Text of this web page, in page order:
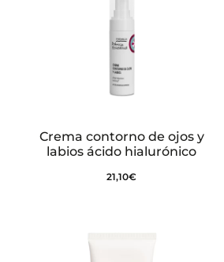
Crema contorno de ojos y
labios ácido hialurónico
21,10€